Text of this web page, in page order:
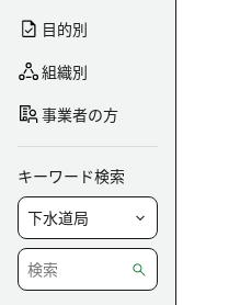
目的別
組織別
事業者の方
キーワード検索